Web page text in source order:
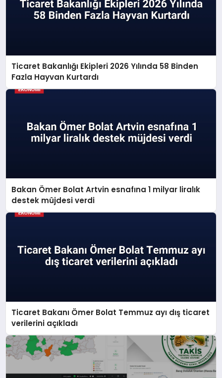
Ticaret Bakanlığı Ekipleri 2026 Yılında 58 Binden
Fazla Hayvan Kurtardı
Bakan Ömer Bolat Artvin esnafına 1 milyar liralık
destek müjdesi verdi
Ticaret Bakanı Ömer Bolat Temmuz ayı dış ticaret
verilerini açıkladı